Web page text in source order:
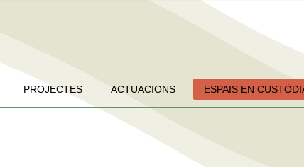
PROJECTES ACTUACIONS ESPAIS EN